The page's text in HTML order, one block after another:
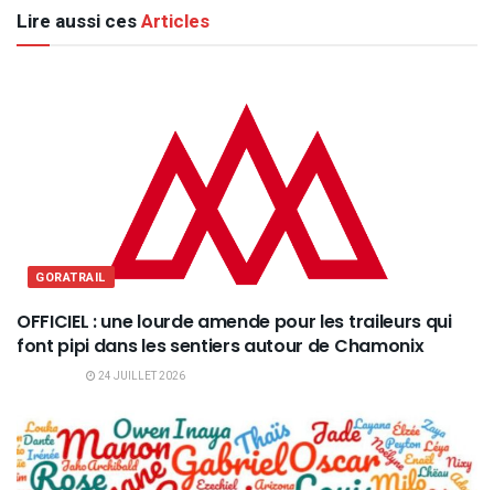
Lire aussi cesArticles
GORATRAIL
OFFICIEL : une lourde amende pour les traileurs qui
font pipi dans les sentiers autour de Chamonix
24 JUILLET 2026